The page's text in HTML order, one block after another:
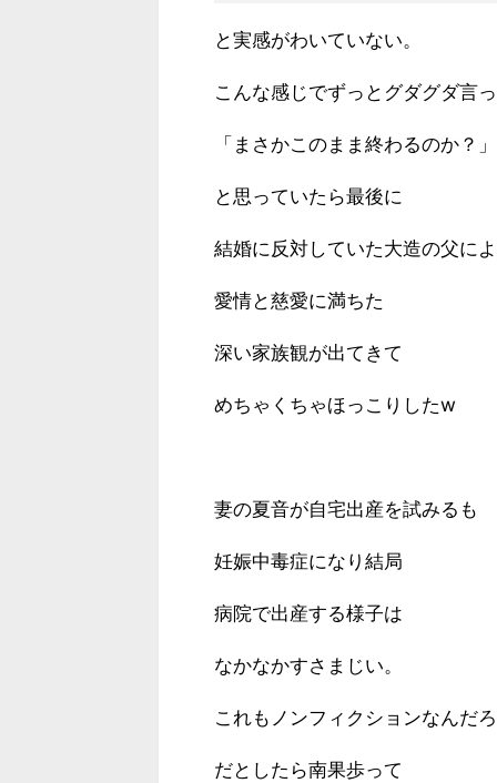
と実感がわいていない。
こんな感じでずっとグダグダ言
「まさかこのまま終わるのか？」
と思っていたら最後に
結婚に反対していた大造の父に
愛情と慈愛に満ちた
深い家族観が出てきて
めちゃくちゃほっこりしたw
妻の夏音が自宅出産を試みるも
妊娠中毒症になり結局
病院で出産する様子は
なかなかすさまじい。
これもノンフィクションなんだ
だとしたら南果歩って